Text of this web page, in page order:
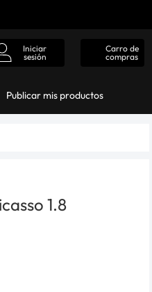
Iniciar
sesión
Carro de
compras
Publicar mis productos
1.8